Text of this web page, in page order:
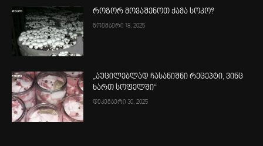
როგორ მოვაშენოთ ქამა სოკო?
ნოემბერი 18, 2025
„აუცილებლად ჩასანიშნი რეცეპტი, ვინც
ხართ სოფელში“
დეკემბერი 30, 2025